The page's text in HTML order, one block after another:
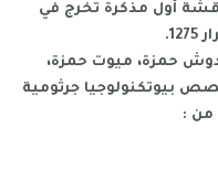
بتاريخ 28 جوان 2025 مناقشة أول مذكرة تخرج في
حمزة، ميوت حمزة،
بيوتكنولوجيا جرثومية
من :